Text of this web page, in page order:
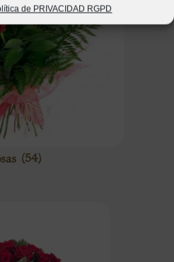
de PRIVACIDAD RGPD
(54)